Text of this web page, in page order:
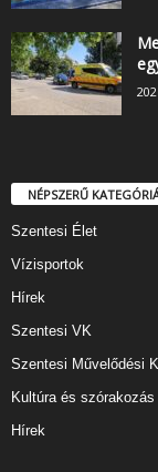
NÉPSZERŰ
Szentesi Élet
Vízisportok
Hírek
Szentesi VK
Szentesi Művelődési
Kultúra és szórakozás
Hírek